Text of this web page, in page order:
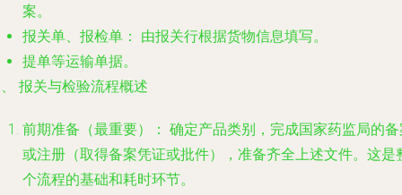
案。
报关单、报检单：
由报关行根据货物信息填写。
提单等运输单据。
报关与检验流程概述
前期准备（最重要）： 确定产品类别，完成国家药监局的
或注册（取得备案凭证或批件），准备齐全上述文件。这是
个流程的基础和耗时环节。